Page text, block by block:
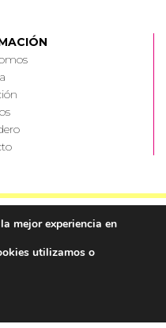
mejor experiencia en
utilizamos o